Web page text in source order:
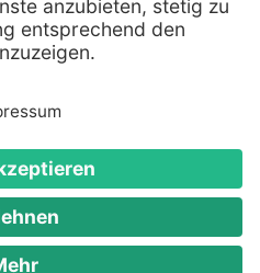
Logos sind eingetragene
jeweiligen Hersteller.
Toys for Fun GmbH - Alle